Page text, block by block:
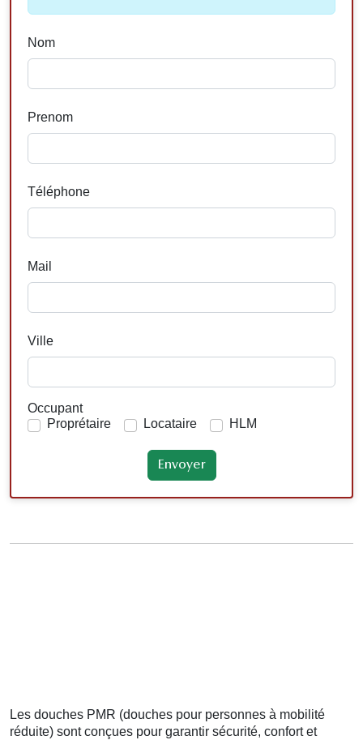
Nom
Prenom
Téléphone
Mail
Ville
Occupant
Proprétaire
Locataire HLM
Les douches PMR (douches pour personnes à mobilité
réduite) sont conçues pour garantir sécurité, confort et